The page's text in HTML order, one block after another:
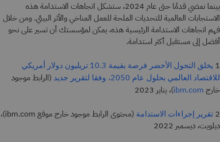
بينما نمضي قدمًا حتى عام 2024، ستشكل اتجاهات الاستدامة هذه
الاستجابات العالمية للتحديات الملحة للعمل المناخي والأثر البيئي. ومن خلال
فهم اتجاهات الاستدامة الرئيسية هذه، يمكن لمؤسستك أن تسير على نحو
أفضل إلى مستقبل أكثر استدامة.
1
يخلق التحول الأخضر فرصة بقيمة 10.3 تريليون دولار أمريكي
للاقتصاد العالمي بحلول عام 2050، وفقا لتقرير جديد
(الرابط موجود
خارج ibm.com)، يناير 2023
2 تقرير إجراءات الاستدامة
(محتوى الرابط موجود خارج موقع ibm.com)،
ديلويت، ديسمبر 2022